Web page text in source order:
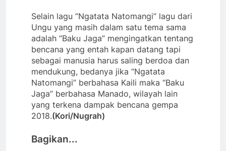
Selain lagu “Ngatata Natomangi” lagu dari
Ungu yang masih dalam satu tema sama
adalah “Baku Jaga” mengingatkan tentang
bencana yang entah kapan datang tapi
sebagai manusia harus saling berdoa dan
mendukung, bedanya jika “Ngatata
Natomangi” berbahasa Kaili maka “Baku
Jaga” berbahasa Manado, wilayah lain
yang terkena dampak bencana gempa
2018.(Kori/Nugrah)
Bagikan...